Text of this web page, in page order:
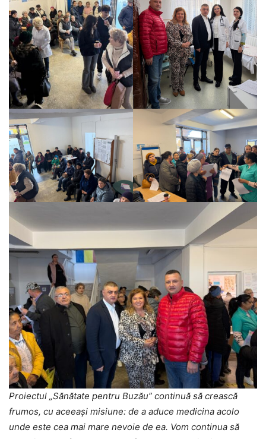
Proiectul „Sănătate pentru Buzău” continuă să crească
frumos, cu aceeași misiune: de a aduce medicina acolo
unde este cea mai mare nevoie de ea. Vom continua să